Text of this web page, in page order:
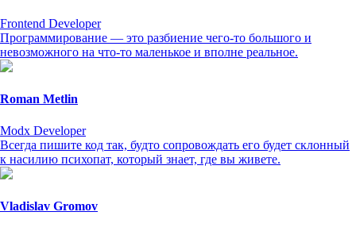
Frontend Developer
Программирование — это разбиение чего-то большого и
невозможного на что-то маленькое и вполне реальное.
Roman Metlin
Modx Developer
Всегда пишите код так, будто сопровождать его будет склонный
к насилию психопат, который знает, где вы живете.
Vladislav Gromov